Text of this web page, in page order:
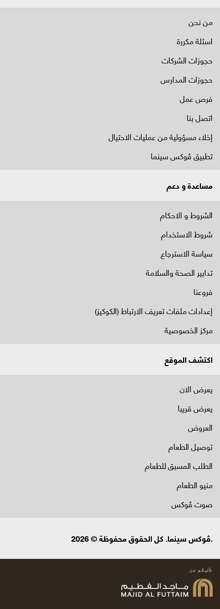
من نحن
اسئلة مكررة
حجوزات الشركات
حجوزات المدارس
فرص عمل
اتصل بنا
إخلاء مسؤولية من عمليات الاحتيال
تطبيق ڤوكس سينما
مساعدة و دعم
الشروط و الاحكام
شروط الاستخدام
سياسة الاسترجاع
تدابير الصحة والسلامة
فروعنا
إعدادات ملفات تعريف الارتباط (الكوكيز)
مركز الخصوصية
اكتشف الموقع
يعرض الان
يعرض قريبا
العروض
توصيل الطعام
الطلب المسبق للطعام
منيو الطعام
صوت ڤوكس
.ڤوكس سينما. كل الحقوق محفوظة © 2026